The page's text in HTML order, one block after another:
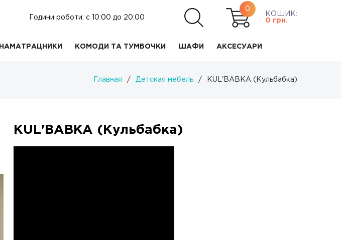
Години роботи: c 10:00 до 20:00
0
КОШИК:
0 грн.
НАМАТРАЦНИКИ КОМОДИ ТА ТУМБОЧКИ ШАФИ АКСЕСУАРИ
Главная / Детская мебель / KUL'BABKA (Кульбабка)
KUL'BABKA (Кульбабка)